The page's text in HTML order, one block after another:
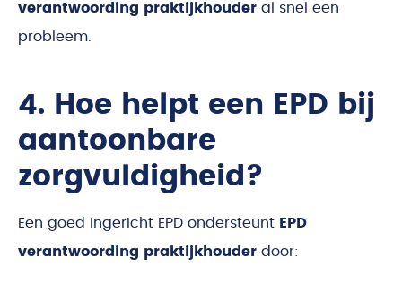
verantwoording praktijkhouder al snel een
probleem.
4. Hoe helpt een EPD bij
aantoonbare
zorgvuldigheid?
Een goed ingericht EPD ondersteunt EPD
verantwoording praktijkhouder door: